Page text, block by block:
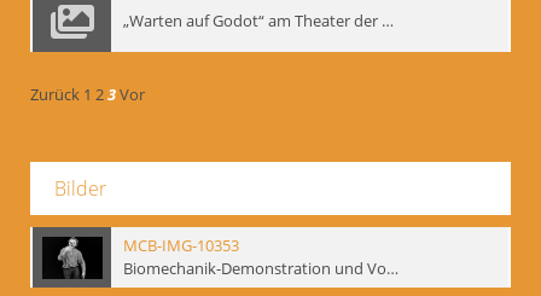
„Warten auf Godot“ am Theater der Saire, Moskau 1980er
Zurück 1 23Vor
Bilder
MCB-IMG-10353
Biomechanik-Demonstration und Vortrag, Berliner Ensemble, 04.10.1991